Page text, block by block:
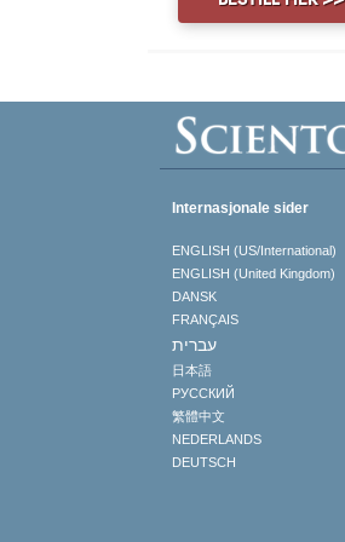
Internasjonale sider
ENGLISH (US/International)
ENGLISH (United Kingdom)
DANSK
FRANÇAIS
עברית
日本語
РУССКИЙ
繁體中文
NEDERLANDS
DEUTSCH